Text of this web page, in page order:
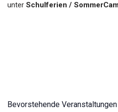
unter Schulferien /
Bevorstehende Veranstaltungen